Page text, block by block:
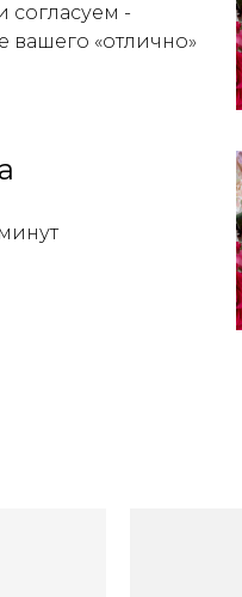
согласуем -
вашего «отлично»